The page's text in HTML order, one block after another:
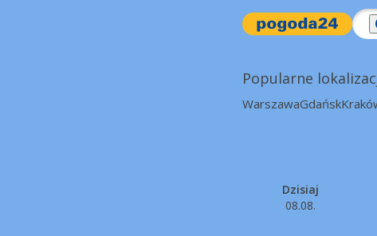
Popularne
WarszawaGdańsk
Dzisiaj
08.08.